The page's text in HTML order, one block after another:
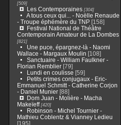
[509]
Les Contemporaines[304]
A tous ceux qui... - Noëlle Renaude
- Troupe éphémère du TNP[158]
Festival National de Théâtre
Contemporain Amateur de La Dombes
[821]
Une puce, épargnez-là - Naomi
Wallace - Margaux Moulin [108]
Sanctuaire - William Faulkner -
Florian Remblier[79]
Lundi en coulisse [59]
Petits crimes conjugaux - Eric-
Emmanuel Schmitt - Catherine Corjon
- Daniel Munier[88]
Dom Juan - Molière - Macha
Makeïeff[420]
Robinson - Michel Tournier -
Mathieu Coblentz & Vianney Ledieu
[195]